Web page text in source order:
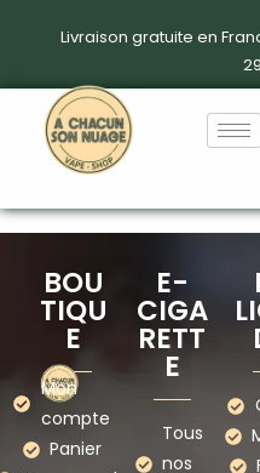
Livraison gratuite en
BOU
TIQU
E
Mon
compte
Panier
E-
CIGA
RETT
E
Tous
nos